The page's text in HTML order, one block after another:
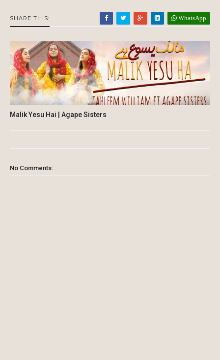
SHARE THIS: WhatsApp
Malik Yesu Hai | Agape Sisters
No Comments: